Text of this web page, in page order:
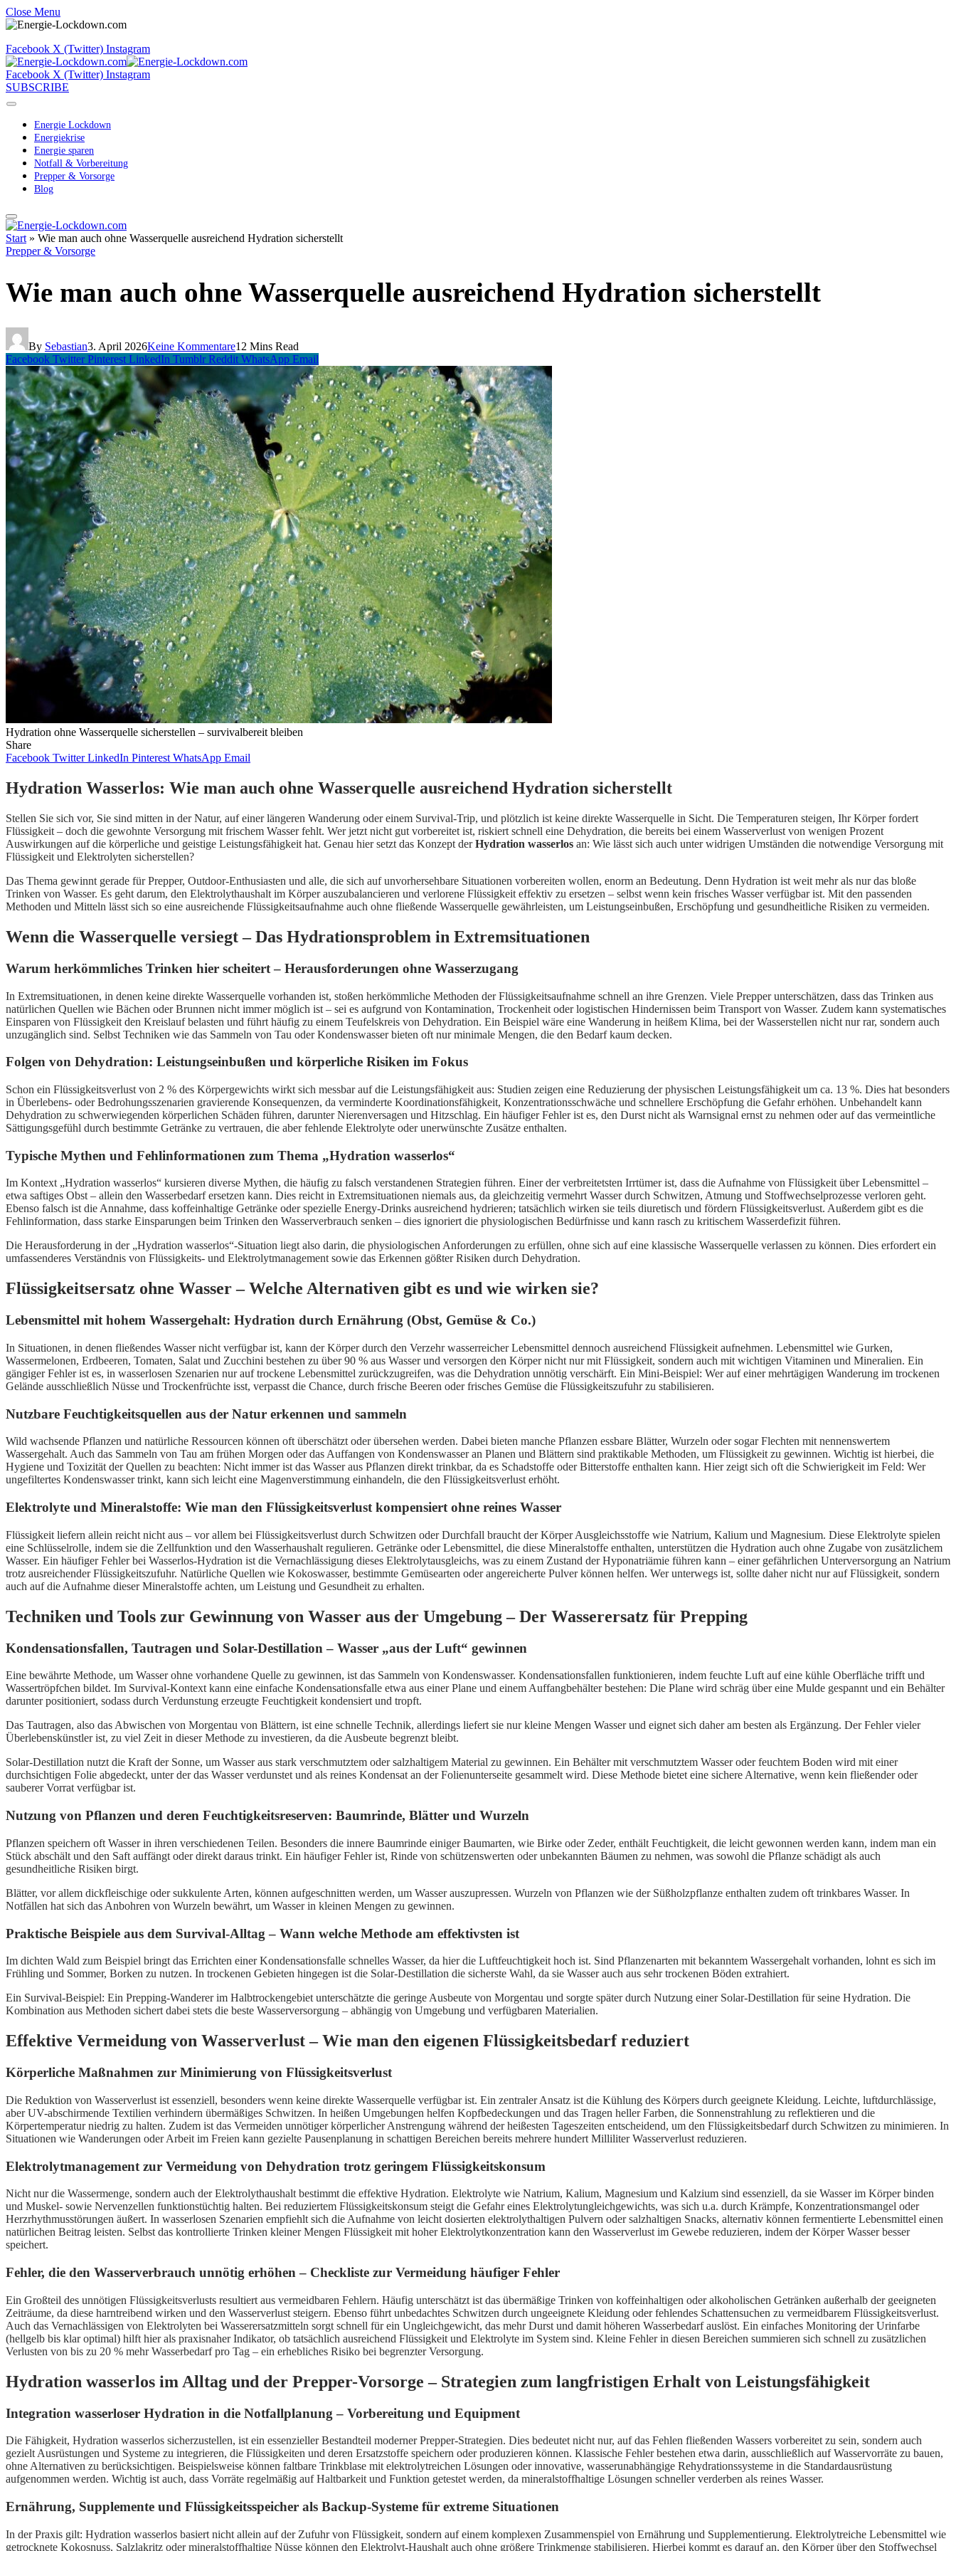
Close Menu
Facebook X (Twitter) Instagram
Facebook X (Twitter) Instagram
SUBSCRIBE
Energie Lockdown
Energiekrise
Energie sparen
Notfall & Vorbereitung
Prepper & Vorsorge
Blog
Start » Wie man auch ohne Wasserquelle ausreichend Hydration sicherstellt
Prepper & Vorsorge
Wie man auch ohne Wasserquelle ausreichend Hydration sicherstellt
By Sebastian3. April 2026Keine Kommentare12 Mins Read
Facebook Twitter Pinterest LinkedIn Tumblr Reddit WhatsApp Email
Hydration ohne Wasserquelle sicherstellen – survivalbereit bleiben
Share
Facebook Twitter LinkedIn Pinterest WhatsApp Email
Hydration Wasserlos: Wie man auch ohne Wasserquelle ausreichend Hydration sicherstellt
Stellen Sie sich vor, Sie sind mitten in der Natur, auf einer längeren Wanderung oder einem Survival-Trip, und plötzlich ist keine direkte Wasserquelle in Sicht. Die Temperaturen steigen, Ihr Körper fordert
Flüssigkeit – doch die gewohnte Versorgung mit frischem Wasser fehlt. Wer jetzt nicht gut vorbereitet ist, riskiert schnell eine Dehydration, die bereits bei einem Wasserverlust von wenigen Prozent
Auswirkungen auf die körperliche und geistige Leistungsfähigkeit hat. Genau hier setzt das Konzept derHydration wasserlos an: Wie lässt sich auch unter widrigen Umständen die notwendige Versorgung mit
Flüssigkeit und Elektrolyten sicherstellen?
Das Thema gewinnt gerade für Prepper, Outdoor-Enthusiasten und alle, die sich auf unvorhersehbare Situationen vorbereiten wollen, enorm an Bedeutung. Denn Hydration ist weit mehr als nur das bloße
Trinken von Wasser. Es geht darum, den Elektrolythaushalt im Körper auszubalancieren und verlorene Flüssigkeit effektiv zu ersetzen – selbst wenn kein frisches Wasser verfügbar ist. Mit den passenden
Methoden und Mitteln lässt sich so eine ausreichende Flüssigkeitsaufnahme auch ohne fließende Wasserquelle gewährleisten, um Leistungseinbußen, Erschöpfung und gesundheitliche Risiken zu vermeiden.
Wenn die Wasserquelle versiegt – Das Hydrationsproblem in Extremsituationen
Warum herkömmliches Trinken hier scheitert – Herausforderungen ohne Wasserzugang
In Extremsituationen, in denen keine direkte Wasserquelle vorhanden ist, stoßen herkömmliche Methoden der Flüssigkeitsaufnahme schnell an ihre Grenzen. Viele Prepper unterschätzen, dass das Trinken aus
natürlichen Quellen wie Bächen oder Brunnen nicht immer möglich ist – sei es aufgrund von Kontamination, Trockenheit oder logistischen Hindernissen beim Transport von Wasser. Zudem kann systematisches
Einsparen von Flüssigkeit den Kreislauf belasten und führt häufig zu einem Teufelskreis von Dehydration. Ein Beispiel wäre eine Wanderung in heißem Klima, bei der Wasserstellen nicht nur rar, sondern auch
unzugänglich sind. Selbst Techniken wie das Sammeln von Tau oder Kondenswasser bieten oft nur minimale Mengen, die den Bedarf kaum decken.
Folgen von Dehydration: Leistungseinbußen und körperliche Risiken im Fokus
Schon ein Flüssigkeitsverlust von 2 % des Körpergewichts wirkt sich messbar auf die Leistungsfähigkeit aus: Studien zeigen eine Reduzierung der physischen Leistungsfähigkeit um ca. 13 %. Dies hat besonders
in Überlebens- oder Bedrohungsszenarien gravierende Konsequenzen, da verminderte Koordinationsfähigkeit, Konzentrationsschwäche und schnellere Erschöpfung die Gefahr erhöhen. Unbehandelt kann
Dehydration zu schwerwiegenden körperlichen Schäden führen, darunter Nierenversagen und Hitzschlag. Ein häufiger Fehler ist es, den Durst nicht als Warnsignal ernst zu nehmen oder auf das vermeintliche
Sättigungsgefühl durch bestimmte Getränke zu vertrauen, die aber fehlende Elektrolyte oder unerwünschte Zusätze enthalten.
Typische Mythen und Fehlinformationen zum Thema „Hydration wasserlos“
Im Kontext „Hydration wasserlos“ kursieren diverse Mythen, die häufig zu falsch verstandenen Strategien führen. Einer der verbreitetsten Irrtümer ist, dass die Aufnahme von Flüssigkeit über Lebensmittel –
etwa saftiges Obst – allein den Wasserbedarf ersetzen kann. Dies reicht in Extremsituationen niemals aus, da gleichzeitig vermehrt Wasser durch Schwitzen, Atmung und Stoffwechselprozesse verloren geht.
Ebenso falsch ist die Annahme, dass koffeinhaltige Getränke oder spezielle Energy-Drinks ausreichend hydrieren; tatsächlich wirken sie teils diuretisch und fördern Flüssigkeitsverlust. Außerdem gibt es die
Fehlinformation, dass starke Einsparungen beim Trinken den Wasserverbrauch senken – dies ignoriert die physiologischen Bedürfnisse und kann rasch zu kritischem Wasserdefizit führen.
Die Herausforderung in der „Hydration wasserlos“-Situation liegt also darin, die physiologischen Anforderungen zu erfüllen, ohne sich auf eine klassische Wasserquelle verlassen zu können. Dies erfordert ein
umfassenderes Verständnis von Flüssigkeits- und Elektrolytmanagement sowie das Erkennen gößter Risiken durch Dehydration.
Flüssigkeitsersatz ohne Wasser – Welche Alternativen gibt es und wie wirken sie?
Lebensmittel mit hohem Wassergehalt: Hydration durch Ernährung (Obst, Gemüse & Co.)
In Situationen, in denen fließendes Wasser nicht verfügbar ist, kann der Körper durch den Verzehr wasserreicher Lebensmittel dennoch ausreichend Flüssigkeit aufnehmen. Lebensmittel wie Gurken,
Wassermelonen, Erdbeeren, Tomaten, Salat und Zucchini bestehen zu über 90 % aus Wasser und versorgen den Körper nicht nur mit Flüssigkeit, sondern auch mit wichtigen Vitaminen und Mineralien. Ein
gängiger Fehler ist es, in wasserlosen Szenarien nur auf trockene Lebensmittel zurückzugreifen, was die Dehydration unnötig verschärft. Ein Mini-Beispiel: Wer auf einer mehrtägigen Wanderung im trockenen
Gelände ausschließlich Nüsse und Trockenfrüchte isst, verpasst die Chance, durch frische Beeren oder frisches Gemüse die Flüssigkeitszufuhr zu stabilisieren.
Nutzbare Feuchtigkeitsquellen aus der Natur erkennen und sammeln
Wild wachsende Pflanzen und natürliche Ressourcen können oft überschätzt oder übersehen werden. Dabei bieten manche Pflanzen essbare Blätter, Wurzeln oder sogar Flechten mit nennenswertem
Wassergehalt. Auch das Sammeln von Tau am frühen Morgen oder das Auffangen von Kondenswasser an Planen und Blättern sind praktikable Methoden, um Flüssigkeit zu gewinnen. Wichtig ist hierbei, die
Hygiene und Toxizität der Quellen zu beachten: Nicht immer ist das Wasser aus Pflanzen direkt trinkbar, da es Schadstoffe oder Bitterstoffe enthalten kann. Hier zeigt sich oft die Schwierigkeit im Feld: Wer
ungefiltertes Kondenswasser trinkt, kann sich leicht eine Magenverstimmung einhandeln, die den Flüssigkeitsverlust erhöht.
Elektrolyte und Mineralstoffe: Wie man den Flüssigkeitsverlust kompensiert ohne reines Wasser
Flüssigkeit liefern allein reicht nicht aus – vor allem bei Flüssigkeitsverlust durch Schwitzen oder Durchfall braucht der Körper Ausgleichsstoffe wie Natrium, Kalium und Magnesium. Diese Elektrolyte spielen
eine Schlüsselrolle, indem sie die Zellfunktion und den Wasserhaushalt regulieren. Getränke oder Lebensmittel, die diese Mineralstoffe enthalten, unterstützen die Hydration auch ohne Zugabe von zusätzlichem
Wasser. Ein häufiger Fehler bei Wasserlos-Hydration ist die Vernachlässigung dieses Elektrolytausgleichs, was zu einem Zustand der Hyponatriämie führen kann – einer gefährlichen Unterversorgung an Natrium
trotz ausreichender Flüssigkeitszufuhr. Natürliche Quellen wie Kokoswasser, bestimmte Gemüsearten oder angereicherte Pulver können helfen. Wer unterwegs ist, sollte daher nicht nur auf Flüssigkeit, sondern
auch auf die Aufnahme dieser Mineralstoffe achten, um Leistung und Gesundheit zu erhalten.
Techniken und Tools zur Gewinnung von Wasser aus der Umgebung – Der Wasserersatz für Prepping
Kondensationsfallen, Tautragen und Solar-Destillation – Wasser „aus der Luft“ gewinnen
Eine bewährte Methode, um Wasser ohne vorhandene Quelle zu gewinnen, ist das Sammeln von Kondenswasser. Kondensationsfallen funktionieren, indem feuchte Luft auf eine kühle Oberfläche trifft und
Wassertröpfchen bildet. Im Survival-Kontext kann eine einfache Kondensationsfalle etwa aus einer Plane und einem Auffangbehälter bestehen: Die Plane wird schräg über eine Mulde gespannt und ein Behälter
darunter positioniert, sodass durch Verdunstung erzeugte Feuchtigkeit kondensiert und tropft.
Das Tautragen, also das Abwischen von Morgentau von Blättern, ist eine schnelle Technik, allerdings liefert sie nur kleine Mengen Wasser und eignet sich daher am besten als Ergänzung. Der Fehler vieler
Überlebenskünstler ist, zu viel Zeit in dieser Methode zu investieren, da die Ausbeute begrenzt bleibt.
Solar-Destillation nutzt die Kraft der Sonne, um Wasser aus stark verschmutztem oder salzhaltigem Material zu gewinnen. Ein Behälter mit verschmutztem Wasser oder feuchtem Boden wird mit einer
durchsichtigen Folie abgedeckt, unter der das Wasser verdunstet und als reines Kondensat an der Folienunterseite gesammelt wird. Diese Methode bietet eine sichere Alternative, wenn kein fließender oder
sauberer Vorrat verfügbar ist.
Nutzung von Pflanzen und deren Feuchtigkeitsreserven: Baumrinde, Blätter und Wurzeln
Pflanzen speichern oft Wasser in ihren verschiedenen Teilen. Besonders die innere Baumrinde einiger Baumarten, wie Birke oder Zeder, enthält Feuchtigkeit, die leicht gewonnen werden kann, indem man ein
Stück abschält und den Saft auffängt oder direkt daraus trinkt. Ein häufiger Fehler ist, Rinde von schützenswerten oder unbekannten Bäumen zu nehmen, was sowohl die Pflanze schädigt als auch
gesundheitliche Risiken birgt.
Blätter, vor allem dickfleischige oder sukkulente Arten, können aufgeschnitten werden, um Wasser auszupressen. Wurzeln von Pflanzen wie der Süßholzpflanze enthalten zudem oft trinkbares Wasser. In
Notfällen hat sich das Anbohren von Wurzeln bewährt, um Wasser in kleinen Mengen zu gewinnen.
Praktische Beispiele aus dem Survival-Alltag – Wann welche Methode am effektivsten ist
Im dichten Wald zum Beispiel bringt das Errichten einer Kondensationsfalle schnelles Wasser, da hier die Luftfeuchtigkeit hoch ist. Sind Pflanzenarten mit bekanntem Wassergehalt vorhanden, lohnt es sich im
Frühling und Sommer, Borken zu nutzen. In trockenen Gebieten hingegen ist die Solar-Destillation die sicherste Wahl, da sie Wasser auch aus sehr trockenen Böden extrahiert.
Ein Survival-Beispiel: Ein Prepping-Wanderer im Halbtrockengebiet unterschätzte die geringe Ausbeute von Morgentau und sorgte später durch Nutzung einer Solar-Destillation für seine Hydration. Die
Kombination aus Methoden sichert dabei stets die beste Wasserversorgung – abhängig von Umgebung und verfügbaren Materialien.
Effektive Vermeidung von Wasserverlust – Wie man den eigenen Flüssigkeitsbedarf reduziert
Körperliche Maßnahmen zur Minimierung von Flüssigkeitsverlust
Die Reduktion von Wasserverlust ist essenziell, besonders wenn keine direkte Wasserquelle verfügbar ist. Ein zentraler Ansatz ist die Kühlung des Körpers durch geeignete Kleidung. Leichte, luftdurchlässige,
aber UV-abschirmende Textilien verhindern übermäßiges Schwitzen. In heißen Umgebungen helfen Kopfbedeckungen und das Tragen heller Farben, die Sonnenstrahlung zu reflektieren und die
Körpertemperatur niedrig zu halten. Zudem ist das Vermeiden unnötiger körperlicher Anstrengung während der heißesten Tageszeiten entscheidend, um den Flüssigkeitsbedarf durch Schwitzen zu minimieren. In
Situationen wie Wanderungen oder Arbeit im Freien kann gezielte Pausenplanung in schattigen Bereichen bereits mehrere hundert Milliliter Wasserverlust reduzieren.
Elektrolytmanagement zur Vermeidung von Dehydration trotz geringem Flüssigkeitskonsum
Nicht nur die Wassermenge, sondern auch der Elektrolythaushalt bestimmt die effektive Hydration. Elektrolyte wie Natrium, Kalium, Magnesium und Kalzium sind essenziell, da sie Wasser im Körper binden
und Muskel- sowie Nervenzellen funktionstüchtig halten. Bei reduziertem Flüssigkeitskonsum steigt die Gefahr eines Elektrolytungleichgewichts, was sich u.a. durch Krämpfe, Konzentrationsmangel oder
Herzrhythmusstörungen äußert. In wasserlosen Szenarien empfiehlt sich die Aufnahme von leicht dosierten elektrolythaltigen Pulvern oder salzhaltigen Snacks, alternativ können fermentierte Lebensmittel einen
natürlichen Beitrag leisten. Selbst das kontrollierte Trinken kleiner Mengen Flüssigkeit mit hoher Elektrolytkonzentration kann den Wasserverlust im Gewebe reduzieren, indem der Körper Wasser besser
speichert.
Fehler, die den Wasserverbrauch unnötig erhöhen – Checkliste zur Vermeidung häufiger Fehler
Ein Großteil des unnötigen Flüssigkeitsverlusts resultiert aus vermeidbaren Fehlern. Häufig unterschätzt ist das übermäßige Trinken von koffeinhaltigen oder alkoholischen Getränken außerhalb der geeigneten
Zeiträume, da diese harntreibend wirken und den Wasserverlust steigern. Ebenso führt unbedachtes Schwitzen durch ungeeignete Kleidung oder fehlendes Schattensuchen zu vermeidbarem Flüssigkeitsverlust.
Auch das Vernachlässigen von Elektrolyten bei Wasserersatzmitteln sorgt schnell für ein Ungleichgewicht, das mehr Durst und damit höheren Wasserbedarf auslöst. Ein einfaches Monitoring der Urinfarbe
(hellgelb bis klar optimal) hilft hier als praxisnaher Indikator, ob tatsächlich ausreichend Flüssigkeit und Elektrolyte im System sind. Kleine Fehler in diesen Bereichen summieren sich schnell zu zusätzlichen
Verlusten von bis zu 20 % mehr Wasserbedarf pro Tag – ein erhebliches Risiko bei begrenzter Versorgung.
Hydration wasserlos im Alltag und der Prepper-Vorsorge – Strategien zum langfristigen Erhalt von Leistungsfähigkeit
Integration wasserloser Hydration in die Notfallplanung – Vorbereitung und Equipment
Die Fähigkeit, Hydration wasserlos sicherzustellen, ist ein essenzieller Bestandteil moderner Prepper-Strategien. Dies bedeutet nicht nur, auf das Fehlen fließenden Wassers vorbereitet zu sein, sondern auch
gezielt Ausrüstungen und Systeme zu integrieren, die Flüssigkeiten und deren Ersatzstoffe speichern oder produzieren können. Klassische Fehler bestehen etwa darin, ausschließlich auf Wasservorräte zu bauen,
ohne Alternativen zu berücksichtigen. Beispielsweise können faltbare Trinkblase mit elektrolytreichen Lösungen oder innovative, wasserunabhängige Rehydrationssysteme in die Standardausrüstung
aufgenommen werden. Wichtig ist auch, dass Vorräte regelmäßig auf Haltbarkeit und Funktion getestet werden, da mineralstoffhaltige Lösungen schneller verderben als reines Wasser.
Ernährung, Supplemente und Flüssigkeitsspeicher als Backup-Systeme für extreme Situationen
In der Praxis gilt: Hydration wasserlos basiert nicht allein auf der Zufuhr von Flüssigkeit, sondern auf einem komplexen Zusammenspiel von Ernährung und Supplementierung. Elektrolytreiche Lebensmittel wie
getrocknete Kokosnuss, Salzlakritz oder mineralstoffhaltige Nüsse können den Elektrolyt-Haushalt auch ohne größere Trinkmenge stabilisieren. Hierbei kommt es darauf an, den Körper über den Stoffwechsel